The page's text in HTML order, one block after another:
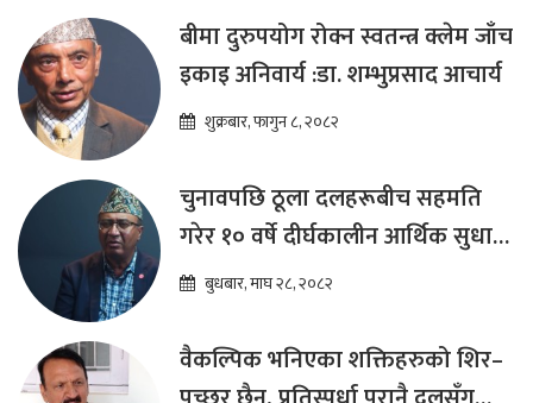
बीमा दुरुपयोग रोक्न स्वतन्त्र क्लेम जाँच
इकाइ अनिवार्य :डा. शम्भुप्रसाद आचार्य
शुक्रबार, फागुन ८, २०८२
चुनावपछि ठूला दलहरूबीच सहमति
गरेर १० वर्षे दीर्घकालीन आर्थिक सुधार
कार्यक्रम ल्याउनुपर्छ : हेमराज ढकाल
बुधबार, माघ २८, २०८२
वैकल्पिक भनिएका शक्तिहरुको शिर–